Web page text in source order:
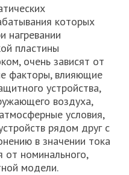
которых
нагревании
пластины
очень зависят от
факторы, влияющие
устройства,
воздуха,
условия,
рядом друг с
в значении тока
от номинального,
модели.